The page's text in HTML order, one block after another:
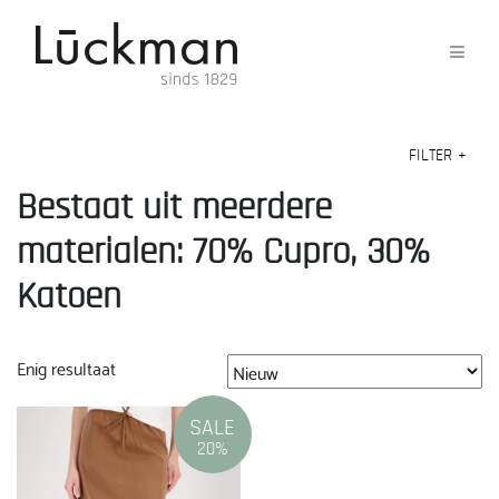
FILTER +
Bestaat uit meerdere
materialen: 70% Cupro, 30%
Katoen
Enig resultaat
SALE
20%